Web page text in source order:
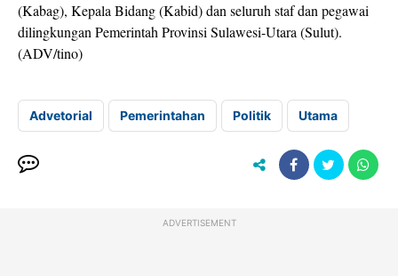
(Kabag), Kepala Bidang (Kabid) dan seluruh staf dan pegawai
dilingkungan Pemerintah Provinsi Sulawesi-Utara (Sulut).
(ADV/tino)
Advetorial Pemerintahan Politik Utama
ADVERTISEMENT